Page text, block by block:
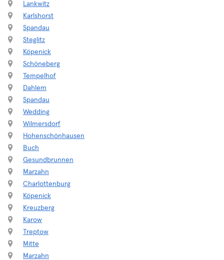
Lankwitz
Karlshorst
Spandau
Steglitz
Köpenick
Schöneberg
Tempelhof
Dahlem
Spandau
Wedding
Wilmersdorf
Hohenschönhausen
Buch
Gesundbrunnen
Marzahn
Charlottenburg
Köpenick
Kreuzberg
Karow
Treptow
Mitte
Marzahn